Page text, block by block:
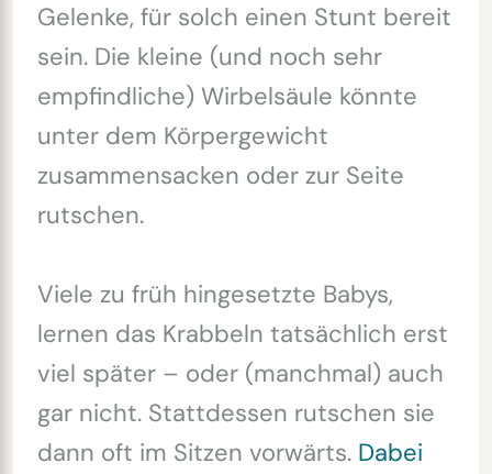
Gelenke, für solch einen Stunt bereit
sein. Die kleine (und noch sehr
empfindliche) Wirbelsäule könnte
unter dem Körpergewicht
zusammensacken oder zur Seite
rutschen.
Viele zu früh hingesetzte Babys,
lernen das Krabbeln tatsächlich erst
viel später – oder (manchmal) auch
gar nicht. Stattdessen rutschen sie
dann oft im Sitzen vorwärts. Dabei